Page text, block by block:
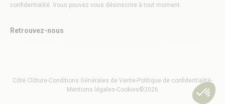
confidentialité. Vous pouvez vous désinscrire à tout moment.
Retrouvez-nous
Côté Clôture-Conditions Générales de Vente-Politique de confidentialité-
Mentions légales-Cookies©2026